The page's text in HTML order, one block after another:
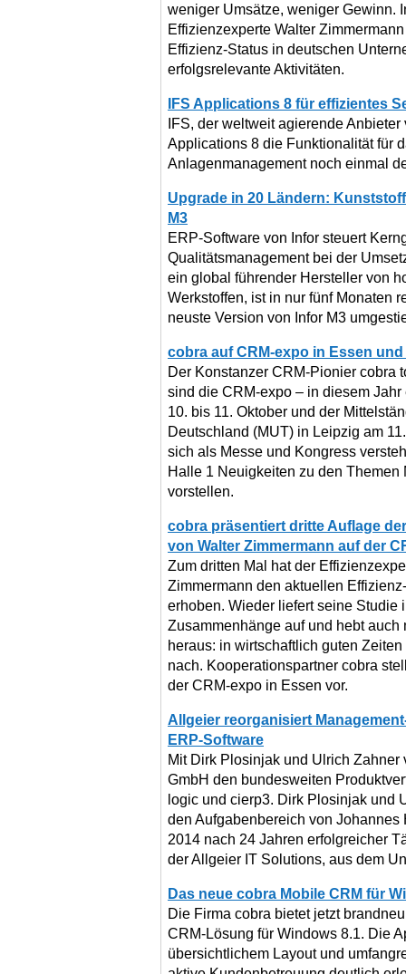
weniger Umsätze, weniger Gewinn.
Effizienzexperte Walter
Effizienz-Status in deutschen
erfolgsrelevante Aktivitäten.
IFS Applications 8 für effizientes
IFS, der weltweit agierende
Applications 8 die Funktionalität für
Anlagenmanagement noch einmal
Upgrade in 20 Ländern:
M3
ERP-Software von Infor steuert
Qualitätsmanagement bei der
ein global führender Hersteller von
Werkstoffen, ist in nur fünf Monaten
neuste Version von Infor M3
cobra auf CRM-expo in Essen
Der Konstanzer CRM-Pionier cobra
sind die CRM-expo – in diesem
10. bis 11. Oktober und der
Deutschland (MUT) in Leipzig am
sich als Messe und Kongress
Halle 1 Neuigkeiten zu den
vorstellen.
cobra präsentiert dritte Auflage
von Walter Zimmermann auf der
Zum dritten Mal hat der
Zimmermann den aktuellen
erhoben. Wieder liefert seine Studie
Zusammenhänge auf und hebt
heraus: in wirtschaftlich guten
nach. Kooperationspartner cobra
der CRM-expo in Essen vor.
Allgeier reorganisiert
ERP-Software
Mit Dirk Plosinjak und Ulrich
GmbH den bundesweiten
logic und cierp3. Dirk Plosinjak und
den Aufgabenbereich von
2014 nach 24 Jahren erfolgreicher
der Allgeier IT Solutions, aus dem
Das neue cobra Mobile CRM für
Die Firma cobra bietet jetzt
CRM-Lösung für Windows 8.1. Die
übersichtlichem Layout und